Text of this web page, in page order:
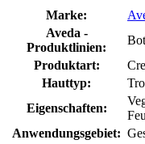
Marke:
Aveda -
Produktlinien:
Produktart:
Hauttyp:
Eigenschaften:
Anwendungsgebiet: